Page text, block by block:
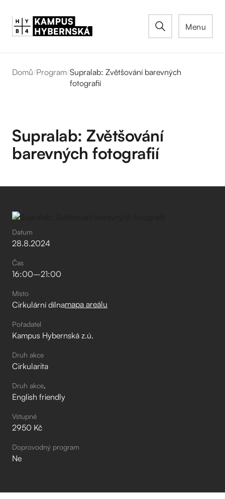
Menu
Domů/Program/Supralab: Zvětšování barevných
fotografií
Supralab: Zvětšování
barevných fotografií
Datum
28.8.2024
Čas
16:00–⁠21:00
Místo
Cirkulární dílnamapa areálu
Pořadatel
Kampus Hybernská z.ú.
Druh akce
Cirkularita
Druh akce
English friendly
Vstupné
2950 Kč
Doprovodný program
Ne